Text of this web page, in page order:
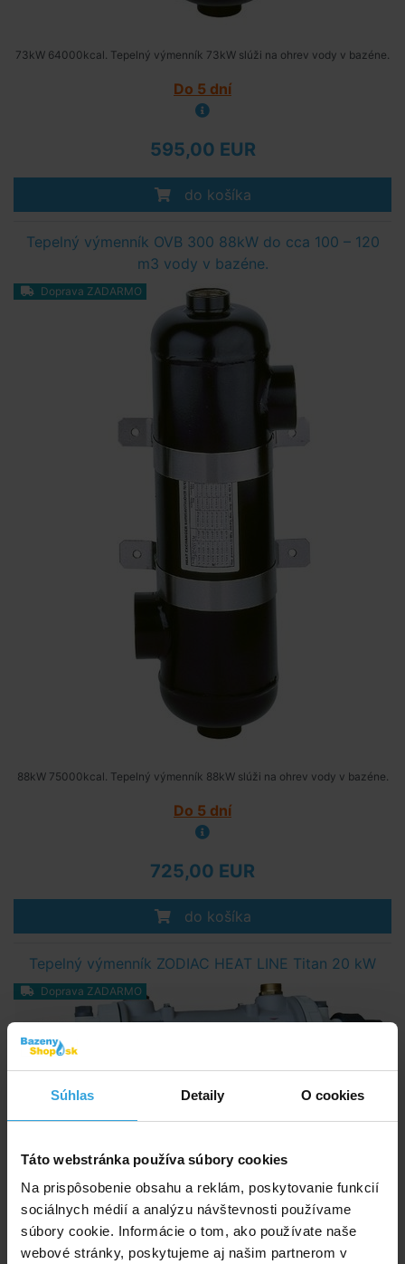
Súhlas Detaily O cookies
Táto webstránka používa súbory cookies
Na prispôsobenie obsahu a reklám, poskytovanie funkcií
sociálnych médií a analýzu návštevnosti používame
súbory cookie. Informácie o tom, ako používate naše
webové stránky, poskytujeme aj našim partnerom v
73kW 64000kcal. Tepelný výmenník 73kW slúži na ohrev vody v bazéne.
Do 5 dní
595,00 EUR
do košíka
Tepelný výmenník OVB 300 88kW do cca 100 – 120
m3 vody v bazéne.
Doprava ZADARMO
88kW 75000kcal. Tepelný výmenník 88kW slúži na ohrev vody v bazéne.
Do 5 dní
725,00 EUR
do košíka
Tepelný výmenník ZODIAC HEAT LINE Titan 20 kW
Doprava ZADARMO
bazénovej vody a vody vo vírivých vaniach či kúpeľoch.
Na objednávku
967,00 EUR